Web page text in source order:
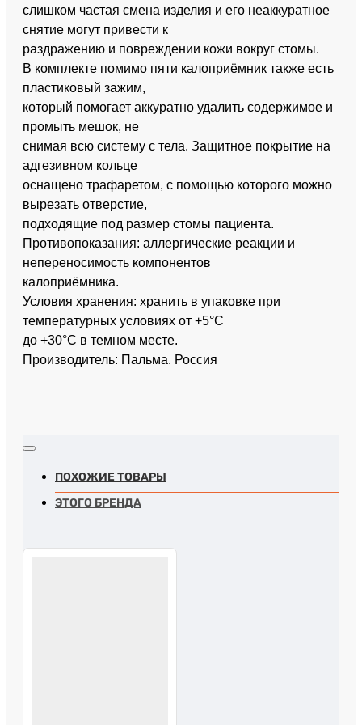
слишком частая смена изделия и его неаккуратное
снятие могут привести к
раздражению и повреждении кожи вокруг стомы.
В комплекте помимо пяти калоприёмник также есть
пластиковый зажим,
который помогает аккуратно удалить содержимое и
промыть мешок, не
снимая всю систему с тела. Защитное покрытие на
адгезивном кольце
оснащено трафаретом, с помощью которого можно
вырезать отверстие,
подходящие под размер стомы пациента.
Противопоказания: аллергические реакции и
непереносимость компонентов
калоприёмника.
Условия хранения: хранить в упаковке при
температурных условиях от +5°С
до +30°С в темном месте.
Производитель: Пальма. Россия
ПОХОЖИЕ ТОВАРЫ
ЭТОГО БРЕНДА